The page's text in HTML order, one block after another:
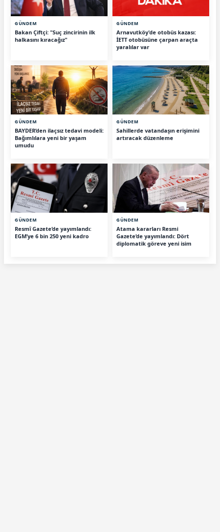
GÜNDEM
Bakan Çiftçi: "Suç zincirinin ilk
halkasını kıracağız"
GÜNDEM
Arnavutköy'de otobüs kazası:
İETT otobüsüne çarpan araçta
yaralılar var
GÜNDEM
BAYDER’den ilaçsız tedavi modeli:
Bağımlılara yeni bir yaşam
umudu
GÜNDEM
Sahillerde vatandaşın erişimini
artıracak düzenleme
GÜNDEM
Resmî Gazete’de yayımlandı:
EGM’ye 6 bin 250 yeni kadro
GÜNDEM
Atama kararları Resmi
Gazete’de yayımlandı: Dört
diplomatik göreve yeni isim